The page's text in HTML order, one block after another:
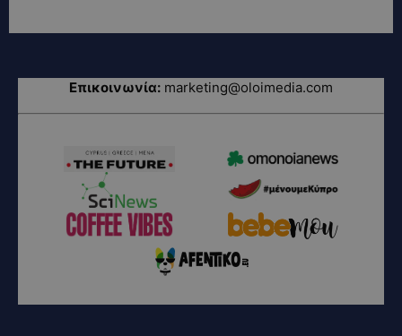
Επικοινωνία: marketing@oloimedia.com